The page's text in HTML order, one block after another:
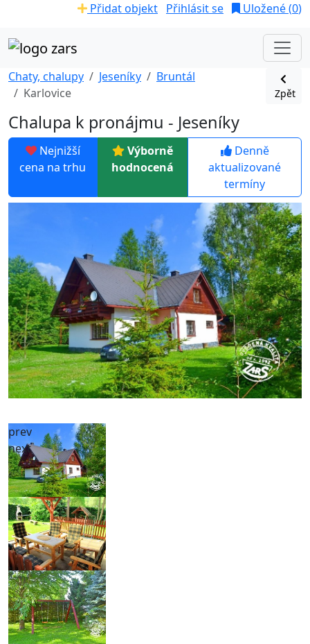
Přidat objekt Přihlásit se Uložené (0)
Chaty, chalupy Jeseníky
Bruntál
Karlovice
Zpět
Chalupa k pronájmu - Jeseníky
Nejnižší
cena na trhu
Výborně
hodnocená
Denně
aktualizované
termíny
prev
next